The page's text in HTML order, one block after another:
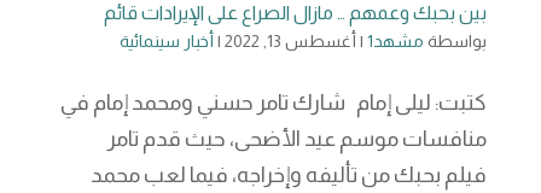
بين بحبك وعمهم … مازال الصراع على الإيرادات قائم
بواسطة مشهد1 | أغسطس 13, 2022 | أخبار سينمائية
كتبت: ليلى إمام شارك تامر حسني ومحمد إمام في
منافسات موسم عيد الأضحى، حيث قدم تامر
فيلم بحبك من تأليفه وإخراجه، فيما لعب محمد